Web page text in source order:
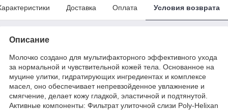
Доставка Оплата Условия возврата
Описание
Молочко создано для мультифакторного эффективного ухода
за нормальной и чувствительной кожей тела. Основанное на
муцине улитки, гидратирующих ингредиентах и комплексе
масел, оно обеспечивает непревзойденное увлажнение и
смягчение, делает кожу гладкой, эластичной и подтянутой.
Активные компоненты: Фильтрат улиточной слизи Poly-Helixan